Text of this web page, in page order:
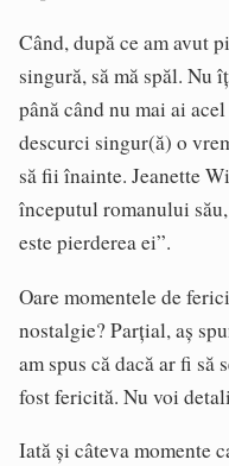
Când, după ce am avut
singură, să mă spăl. Nu
până când nu mai ai
descurci singur(ă) o
să fii înainte. Jeanette
începutul romanului
este pierderea ei”.
Oare momentele de
nostalgie? Parțial, aș
am spus că dacă ar fi să
fost fericită. Nu voi
Iată și câteva momente